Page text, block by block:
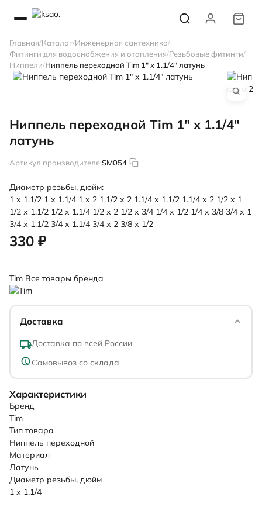
Главная Каталог Инженерная сантехника
Фитинги для водоснобжения и отопления Резьбовые фитинги
Ниппели Ниппель переходной Tim 1" х 1.1/4" латунь
Ниппель переходной Tim 1" х 1.1/4"
латунь
Артикул производителя:SM054
Диаметр резьбы, дюйм:
1 х 1.1/2 1 х 1.1/4 1 х 2 1.1/2 х 2 1.1/4 х 1.1/2 1.1/4 х 2 1/2 х 1
1/2 х 1.1/2 1/2 х 1.1/4 1/2 х 2 1/2 х 3/4 1/4 х 1/2 1/4 х 3/8 3/4 х 1
3/4 х 1.1/2 3/4 х 1.1/4 3/4 х 2 3/8 х 1/2
330 ₽
Tim Все товары бренда
Доставка
Доставка по всей России
Самовывоз со склада
Характеристики
Бренд
Tim
Тип товара
Ниппель переходной
Материал
Латунь
Диаметр резьбы, дюйм
1 х 1.1/4